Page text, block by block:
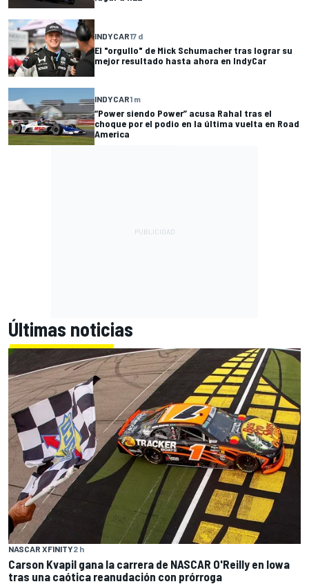
INDYCAR17 d
El "orgullo" de Mick Schumacher tras lograr su
mejor resultado hasta ahora en IndyCar
INDYCAR1 m
“Power siendo Power” acusa Rahal tras el
choque por el podio en la última vuelta en Road
America
Últimas noticias
NASCAR XFINITY2 h
Carson Kvapil gana la carrera de NASCAR O'Reilly en Iowa
tras una caótica reanudación con prórroga